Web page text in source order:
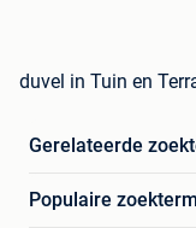
duvel in Tuin en
Gerelateerde
Populaire